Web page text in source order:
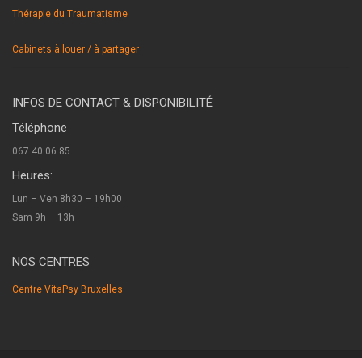
Thérapie du Traumatisme
Cabinets à louer / à partager
INFOS DE CONTACT & DISPONIBILITÉ
Téléphone
067 40 06 85
Heures:
Lun – Ven 8h30 – 19h00
Sam 9h – 13h
NOS CENTRES
Centre VitaPsy Bruxelles